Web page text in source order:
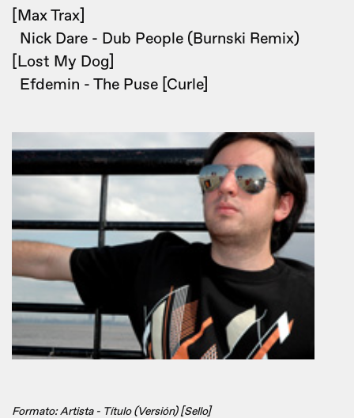
[Max Trax]
Nick Dare - Dub People (Burnski Remix)
[Lost My Dog]
Efdemin - The Puse [Curle]
Formato: Artista - Título (Versión) [Sello]